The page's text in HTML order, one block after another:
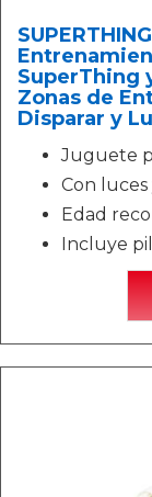
SuperThing
Zonas de
Disparar y
Juguete
Con luces
Edad
Incluye